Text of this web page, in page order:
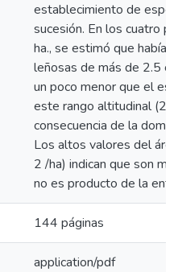
establecimiento de
sucesión. En los cuatro
ha., se estimó que
leñosas de más de 2.5
un poco menor que el
este rango altitudinal
consecuencia de la
Los altos valores del
2 /ha) indican que son
no es producto de la
144 páginas
application/pdf